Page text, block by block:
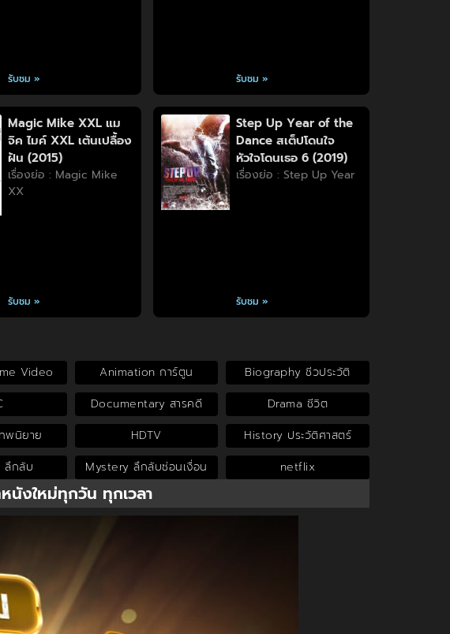
รับชม » รับชม »
Magic Mike XXL แม
จิค ไมค์ XXL เต้นเปลื้อง
ฝัน (2015)
เรื่องย่อ : Magic Mike
XX
รับชม »
Step Up Year of the
Dance สเต็ปโดนใจ
หัวใจโดนเธอ 6 (2019)
เรื่องย่อ : Step Up Year
รับชม »
Video Animation การ์ตูน
Biography ชีวประวัติ
Documentary สารคดี
Drama ชีวิต
พนิยาย HDTV
History ประวัติศาสตร์
ลึกลับ Mystery ลึกลับซ่อนเงื่อน netflix
นังใหม่ทุกวัน ทุกเวลา